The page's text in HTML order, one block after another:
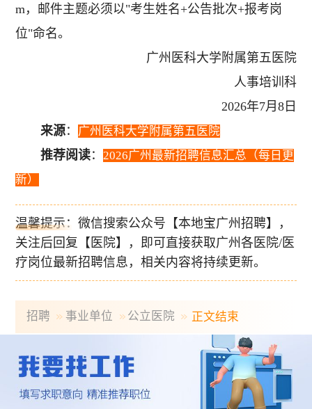
m，邮件主题必须以"考生姓名+公告批次+报考岗
位"命名。
广州医科大学附属第五医院
人事培训科
2026年7月8日
来源： 广州医科大学附属第五医院
推荐阅读： 2026广州最新招聘信息汇总（每日更
新）
温馨提示：微信搜索公众号【本地宝广州招聘】，
关注后回复【医院】，即可直接获取广州各医院/医
疗岗位最新招聘信息，相关内容将持续更新。
招聘 事业单位 公立医院 正文结束